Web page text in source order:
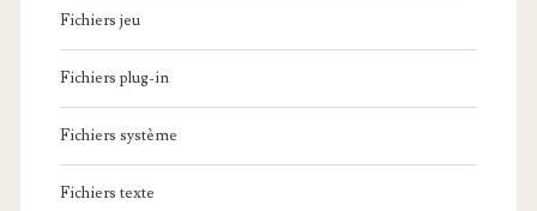
Fichiers jeu
Fichiers plug-in
Fichiers système
Fichiers texte